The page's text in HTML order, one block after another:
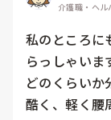
介護職・ヘ
私のところに
らっしゃいま
どのくらい
酷く、軽く腰